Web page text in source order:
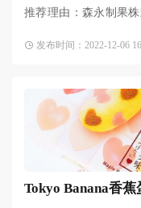
推荐理由：森永制果
产的芝士小方绝对是近
发布时间：2022-12-06
Tokyo Banana香蕉